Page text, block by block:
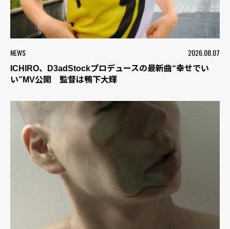
NEWS 2026.08.07
ICHIRO、D3adStockプロデュースの最新曲“幸せでい
い”MV公開 監督は鴨下大輝